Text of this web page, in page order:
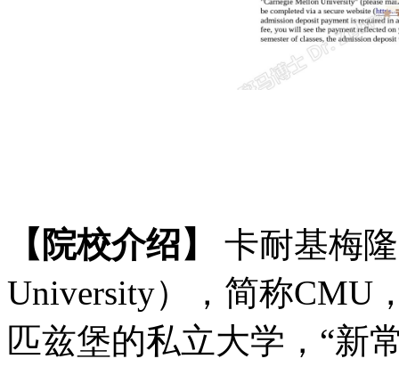
【院校介绍】
卡耐基梅
University），简称CMU
匹兹堡的私立大学，“新